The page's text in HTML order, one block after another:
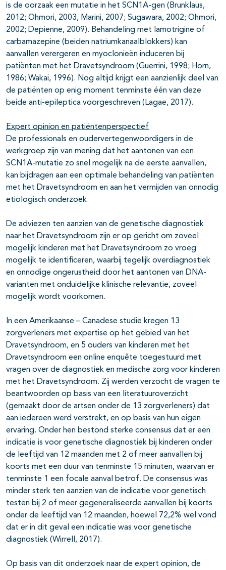
is de oorzaak een mutatie in het SCN1A-gen (Brunklaus,
2012; Ohmori, 2003, Marini, 2007; Sugawara, 2002; Ohmori,
2002; Depienne, 2009). Behandeling met lamotrigine of
carbamazepine (beiden natriumkanaalblokkers) kan
aanvallen verergeren en myoclonieën induceren bij
patiënten met het Dravetsyndroom (Guerrini, 1998; Horn,
1986; Wakai, 1996). Nog altijd krijgt een aanzienlijk deel van
de patiënten op enig moment tenminste één van deze
beide anti-epileptica voorgeschreven (Lagae, 2017).
Expert opinion en patiëntenperspectief
De professionals en oudervertegenwoordigers in de
werkgroep zijn van mening dat het aantonen van een
SCN1A-mutatie zo snel mogelijk na de eerste aanvallen,
kan bijdragen aan een optimale behandeling van patiënten
met het Dravetsyndroom en aan het vermijden van onnodig
etiologisch onderzoek.
De adviezen ten aanzien van de genetische diagnostiek
naar het Dravetsyndroom zijn er op gericht om zoveel
mogelijk kinderen met het Dravetsyndroom zo vroeg
mogelijk te identificeren, waarbij tegelijk overdiagnostiek
en onnodige ongerustheid door het aantonen van DNA-
varianten met onduidelijke klinische relevantie, zoveel
mogelijk wordt voorkomen.
In een Amerikaanse – Canadese studie kregen 13
zorgverleners met expertise op het gebied van het
Dravetsyndroom, en 5 ouders van kinderen met het
Dravetsyndroom een online enquête toegestuurd met
vragen over de diagnostiek en medische zorg voor kinderen
met het Dravetsyndroom. Zij werden verzocht de vragen te
beantwoorden op basis van een literatuuroverzicht
(gemaakt door de artsen onder de 13 zorgverleners) dat
aan iedereen werd verstrekt, en op basis van hun eigen
ervaring. Onder hen bestond sterke consensus dat er een
indicatie is voor genetische diagnostiek bij kinderen onder
de leeftijd van 12 maanden met 2 of meer aanvallen bij
koorts met een duur van tenminste 15 minuten, waarvan er
tenminste 1 een focale aanval betrof. De consensus was
minder sterk ten aanzien van de indicatie voor genetisch
testen bij 2 of meer gegeneraliseerde aanvallen bij koorts
onder de leeftijd van 12 maanden, hoewel 72,2% wel vond
dat er in dit geval een indicatie was voor genetische
diagnostiek (Wirrell, 2017).
Op basis van dit onderzoek naar de expert opinion, de